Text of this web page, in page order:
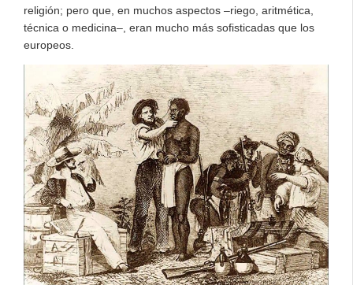
religión; pero que, en muchos aspectos –riego, aritmética,
técnica o medicina–, eran mucho más sofisticadas que los
europeos.